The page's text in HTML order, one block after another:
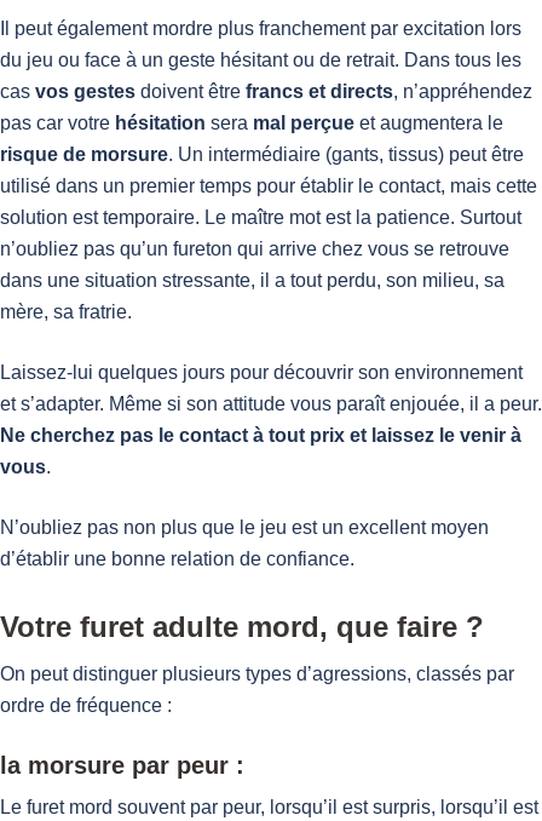
Il peut également mordre plus franchement par excitation lors
du jeu ou face à un geste hésitant ou de retrait. Dans tous les
cas vos gestes doivent être francs et directs, n’appréhendez
pas car votre hésitation sera mal perçue et augmentera le
risque de morsure. Un intermédiaire (gants, tissus) peut être
utilisé dans un premier temps pour établir le contact, mais cette
solution est temporaire. Le maître mot est la patience. Surtout
n’oubliez pas qu’un fureton qui arrive chez vous se retrouve
dans une situation stressante, il a tout perdu, son milieu, sa
mère, sa fratrie.
Laissez-lui quelques jours pour découvrir son environnement
et s’adapter. Même si son attitude vous paraît enjouée, il a peur.
Ne cherchez pas le contact à tout prix et laissez le venir à
vous.
N’oubliez pas non plus que le jeu est un excellent moyen
d’établir une bonne relation de confiance.
Votre furet adulte mord, que faire ?
On peut distinguer plusieurs types d’agressions, classés par
ordre de fréquence :
la morsure par peur :
Le furet mord souvent par peur, lorsqu’il est surpris, lorsqu’il est